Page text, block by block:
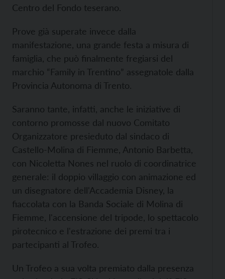
Centro del Fondo teserano.
Prove già superate invece dalla
manifestazione, una grande festa a misura di
famiglia, che può finalmente fregiarsi del
marchio “Family in Trentino” assegnatole dalla
Provincia Autonoma di Trento.
Saranno tante, infatti, anche le iniziative di
contorno promosse dal nuovo Comitato
Organizzatore presieduto dal sindaco di
Castello-Molina di Fiemme, Antonio Barbetta,
con Nicoletta Nones nel ruolo di coordinatrice
generale: il doppio villaggio con animazione ed
un disegnatore dell'Accademia Disney, la
fiaccolata con la Banda Sociale di Molina di
Fiemme, l'accensione del tripode, lo spettacolo
pirotecnico e l'estrazione dei premi tra i
partecipanti al Trofeo.
Un Trofeo a sua volta premiato dalla presenza